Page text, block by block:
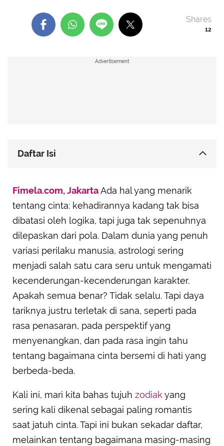
12
Shares
Advertisement
Daftar Isi
Eksternal
Libra: Ahli Menyusun Keindahan Perasaan
Pisces: Pencipta Dunia Fantasi Penuh Cinta
Leo: Pemberi Cinta yang Besar dan Penuh
Kejutan
Scorpio: Romantisme yang Intens dan Mengikat
Taurus: Romantis Lewat Konsistensi dan
Kehangatan
Sagittarius: Romantisme Lewat Petualangan Jiwa
Fimela.com, JakartaAda hal yang menarik
tentang cinta: kehadirannya kadang tak bisa
dibatasi oleh logika, tapi juga tak sepenuhnya
dilepaskan dari pola. Dalam dunia yang penuh
variasi perilaku manusia, astrologi sering
menjadi salah satu cara seru untuk mengamati
kecenderungan-kecenderungan karakter.
Apakah semua benar? Tidak selalu. Tapi daya
tariknya justru terletak di sana, seperti pada
rasa penasaran, pada perspektif yang
menyenangkan, dan pada rasa ingin tahu
tentang bagaimana cinta bersemi di hati yang
berbeda-beda.
Kali ini, mari kita bahas tujuh zodiak yang
sering kali dikenal sebagai paling romantis
saat jatuh cinta. Tapi ini bukan sekadar daftar,
melainkan tentang bagaimana masing-masing